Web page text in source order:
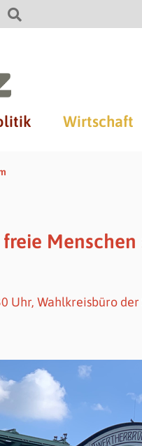
Wirtschaft
Menschen
Uhr, Wahlkreisbüro